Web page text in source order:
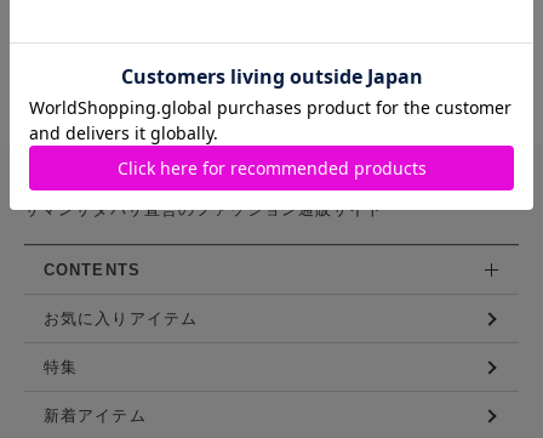
MORE
バッグや財布などを豊富に展開する
サマンサタバサ直営のファッション通販サイト
CONTENTS
お気に入りアイテム
特集
新着アイテム